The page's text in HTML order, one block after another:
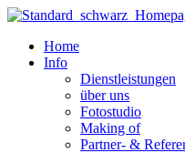
Zum
wechselnHome
Info
Dienstleistungen
über uns
Fotostudio
Making of
Partner- &